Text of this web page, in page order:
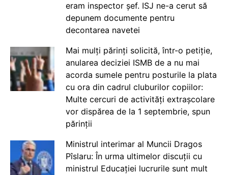
eram inspector șef. ISJ ne-a cerut să
depunem documente pentru
decontarea navetei
Mai mulți părinți solicită, într-o petiție,
anularea deciziei ISMB de a nu mai
acorda sumele pentru posturile la plata
cu ora din cadrul cluburilor copiilor:
Multe cercuri de activități extrașcolare
vor dispărea de la 1 septembrie, spun
părinții
Ministrul interimar al Muncii Dragos
Pîslaru: În urma ultimelor discuții cu
ministrul Educației lucrurile sunt mult